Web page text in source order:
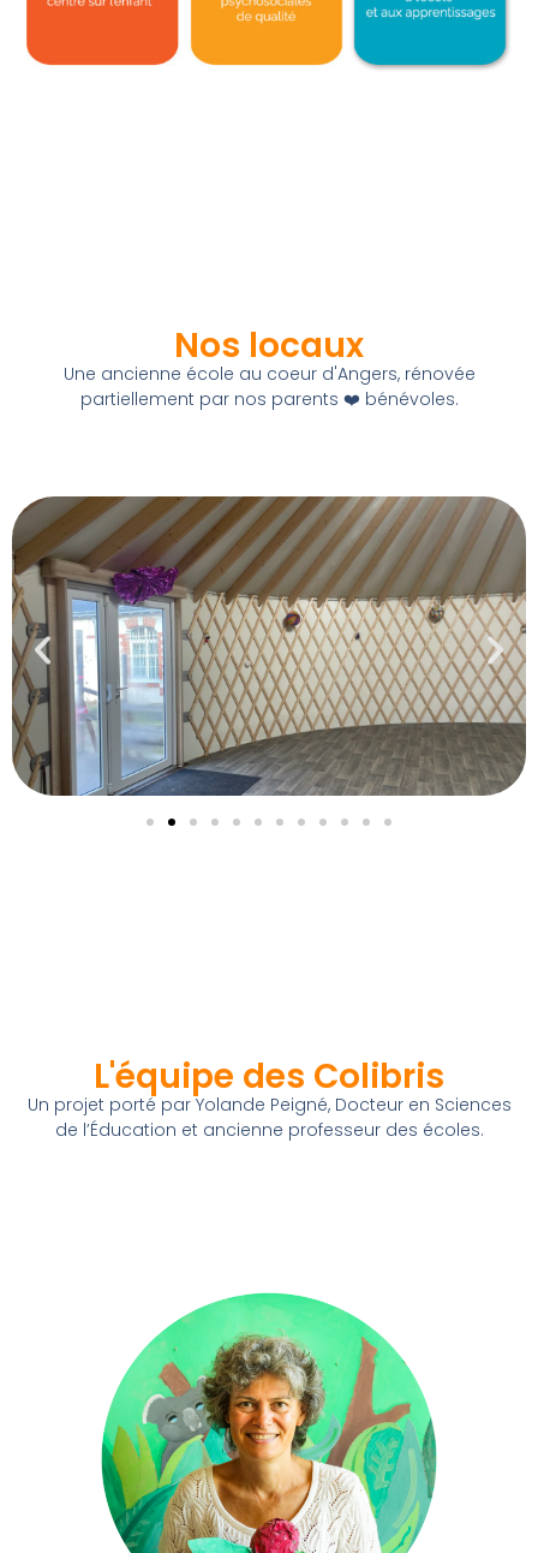
Nos locaux
Une ancienne école au coeur d'Angers, rénovée
partiellement par nos parents ❤️ bénévoles.
L'équipe des Colibris
Un projet porté par Yolande Peigné, Docteur en Sciences
de l’Éducation et ancienne professeur des écoles.